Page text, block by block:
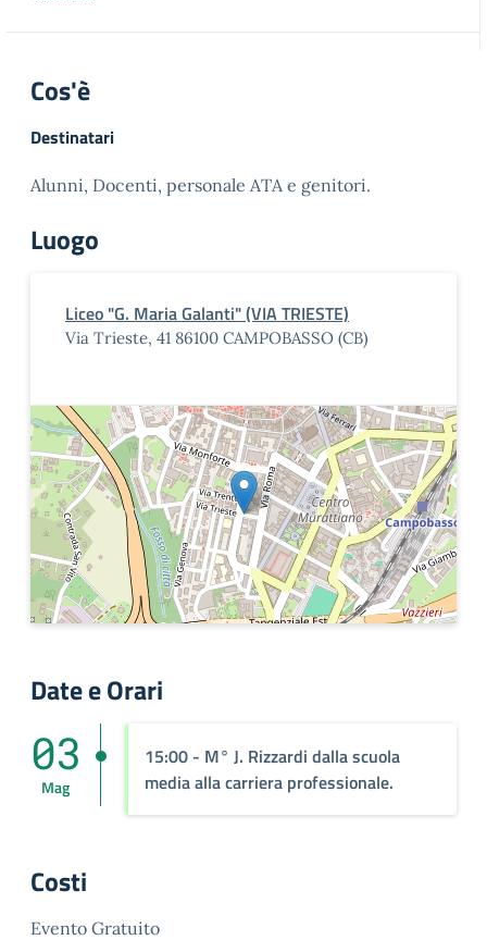
Cos'è
Destinatari
Alunni, Docenti, personale ATA e genitori.
Luogo
Liceo "G. Maria Galanti" (VIA TRIESTE)
Via Trieste, 41 86100 CAMPOBASSO (CB)
Date e Orari
03
Mag
15:00 - M° J. Rizzardi dalla scuola
media alla carriera professionale.
Costi
Evento Gratuito